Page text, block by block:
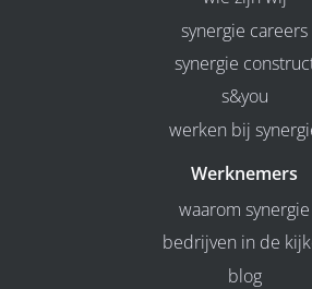
synergie careers
synergie
s&you
werken bij
Werknemers
waarom synergie
bedrijven in de
blog